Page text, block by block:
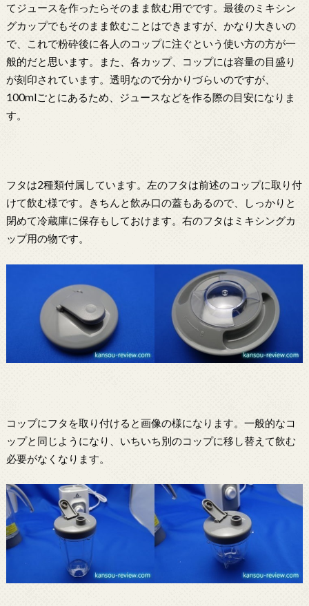
てジュースを作ったらそのまま飲む用でです。最後のミキシン
グカップでもそのまま飲むことはできますが、かなり大きいの
で、これで粉砕後に各人のコップに注ぐという使い方の方が一
般的だと思います。また、各カップ、コップには容量の目盛り
が刻印されています。透明なので分かりづらいのですが、
100mlごとにあるため、ジュースなどを作る際の目安になりま
す。
フタは2種類付属しています。左のフタは前述のコップに取り付
けて飲む様です。きちんと飲み口の蓋もあるので、しっかりと
閉めて冷蔵庫に保存もしておけます。右のフタはミキシングカ
ップ用の物です。
コップにフタを取り付けると画像の様になります。一般的なコ
ップと同じようになり、いちいち別のコップに移し替えて飲む
必要がなくなります。